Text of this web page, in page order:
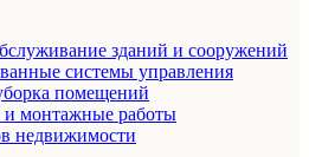
зданий и сооружений
системы управления
помещений
и монтажные работы
недвижимости